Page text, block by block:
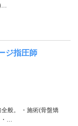
ジ指圧師
般。 ・施術(骨盤矯
…